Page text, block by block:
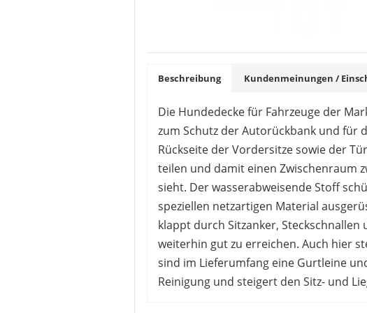
(Schongang)
ideal für kleine bis mittelgroße
Sicherheitsgurte bleiben
Beschreibung Kundenmeinungen /
Die Hundedecke für Fahrzeuge der
zum Schutz der Autorückbank und für
Rückseite der Vordersitze sowie der
teilen und damit einen Zwischenraum
sieht. Der wasserabweisende Stoff
speziellen netzartigen Material
klappt durch Sitzanker,
weiterhin gut zu erreichen. Auch hier
sind im Lieferumfang eine Gurtleine
Reinigung und steigert den Sitz- und